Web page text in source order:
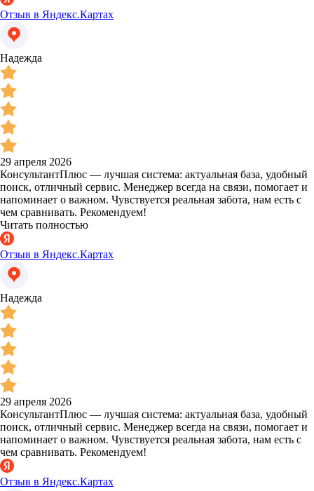
Отзыв в Яндекс.Картах
Надежда
29 апреля 2026
КонсультантПлюс — лучшая система: актуальная база, удобный
поиск, отличный сервис. Менеджер всегда на связи, помогает и
напоминает о важном. Чувствуется реальная забота, нам есть с
чем сравнивать. Рекомендуем!
Читать полностью
Отзыв в Яндекс.Картах
Надежда
29 апреля 2026
КонсультантПлюс — лучшая система: актуальная база, удобный
поиск, отличный сервис. Менеджер всегда на связи, помогает и
напоминает о важном. Чувствуется реальная забота, нам есть с
чем сравнивать. Рекомендуем!
Отзыв в Яндекс.Картах